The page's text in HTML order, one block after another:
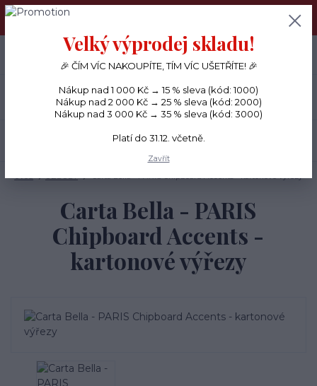
PŘÁNÍČKA a PAPÍROVÉ DÁRKY odesílám každý den, KREATIVNÍ
Menu
CZK
+420 734 380 930
(Po-Ne, 8-20 hod.)
Carta Bella - PARIS
Chipboard Accents -
kartonové výřezy
Velký výprodej skladu!
🎉 ČÍM VÍC NAKOUPÍTE, TÍM VÍC UŠETŘÍTE! 🎉
Nákup nad 1 000 Kč → 15 % sleva (kód: 1000)
Nákup nad 2 000 Kč → 25 % sleva (kód: 2000)
Nákup nad 3 000 Kč → 35 % sleva (kód: 3000)
Platí do 31.12. včetně.
Zavřít